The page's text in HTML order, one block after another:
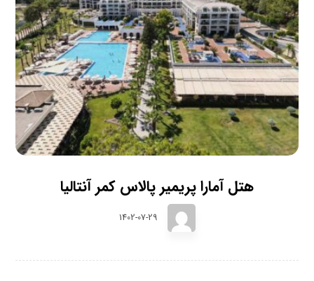
هتل آمارا پریمیر پالاس کمر آنتالیا
1402-07-29